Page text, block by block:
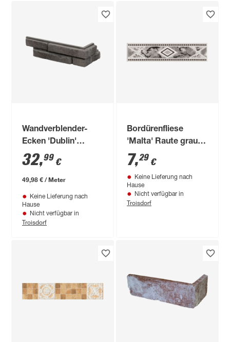
Wandverblender-
Ecken 'Dublin'
graphit, Beton
32,99 €
49,98 € / Meter
Keine Lieferung nach
Hause
Nicht verfügbar in
Troisdorf
Bordürenfliese
'Malta' Raute grau
6x25cm
7,29 €
Keine Lieferung nach
Hause
Nicht verfügbar in
Troisdorf